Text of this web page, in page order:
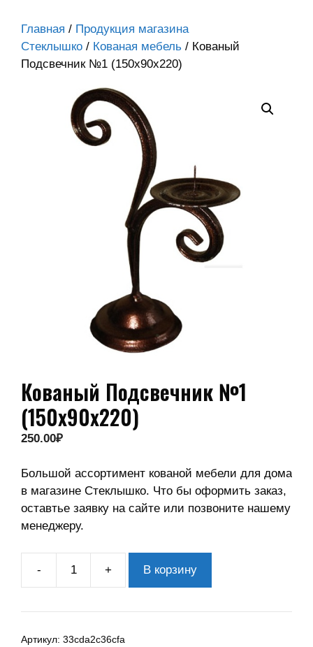
Главная / Продукция магазина
Стеклышко / Кованая мебель / Кованый
Подсвечник №1 (150х90х220)
Кованый Подсвечник №1
(150х90х220)
250.00₽
Большой ассортимент кованой мебели для дома
в магазине Стеклышко. Что бы оформить заказ,
оставтье заявку на сайте или позвоните нашему
менеджеру.
- + В корзину
Артикул: 33cda2c36cfa